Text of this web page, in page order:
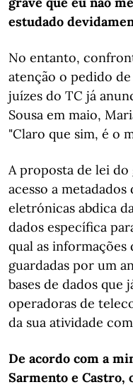
estudado
No entanto,
atenção o pedido
juízes do TC já
Sousa em maio,
"Claro que sim, é o
A proposta de lei
acesso a
eletrónicas abdica
dados específica
qual as
guardadas por um
bases de dados que
operadoras de
da sua atividade
De acordo com a
Sarmento e Castro,